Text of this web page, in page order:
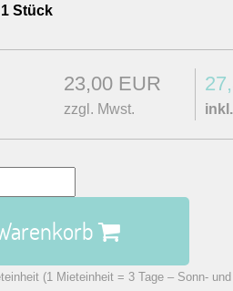
1 Stück
23,00 EUR
zzgl. Mwst.
(1 Mieteinheit = 3 Tage – Sonn-